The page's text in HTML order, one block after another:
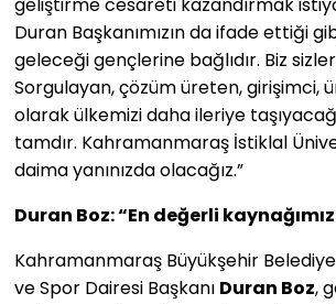
Duran Başkanımızın da ifade ettiği
geleceği gençlerine bağlıdır. Biz
Sorgulayan, çözüm üreten, girişimci,
olarak ülkemizi daha ileriye
tamdır. Kahramanmaraş İstiklal
daima yanınızda olacağız.”
Duran Boz: “En değerli
Kahramanmaraş Büyükşehir
ve Spor Dairesi Başkanı Duran Boz,